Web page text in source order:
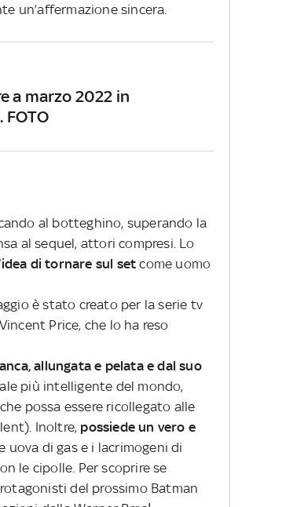
un’affermazione sincera.
a marzo 2022 in
FOTO
al botteghino, superando la
al sequel, attori compresi. Lo
di tornare sul set come uomo
è stato creato per la serie tv
Price, che lo ha reso
allungata e pelata e dal suo
più intelligente del mondo,
possa essere ricollegato alle
Inoltre, possiede un vero e
uova di gas e i lacrimogeni di
le cipolle. Per scoprire se
del prossimo Batman